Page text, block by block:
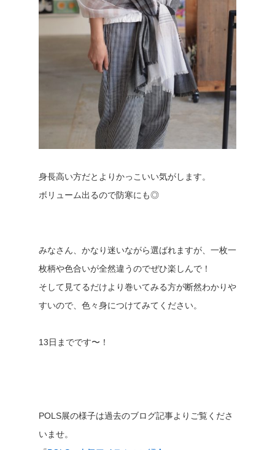
身長高い方だとよりかっこいい気がします。
ボリューム出るので防寒にも◎
みなさん、かなり迷いながら選ばれますが、一枚一
枚柄や色合いが全然違うのでぜひ楽しんで！
そして見てるだけより巻いてみる方が断然わかりや
すいので、色々身につけてみてください。
13日までです〜！
POLS展の様子は過去のブログ記事よりご覧くださ
いませ。